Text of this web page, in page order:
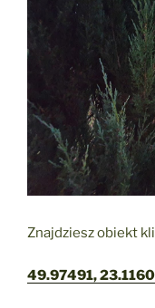
Znajdziesz obiekt
49.97491,